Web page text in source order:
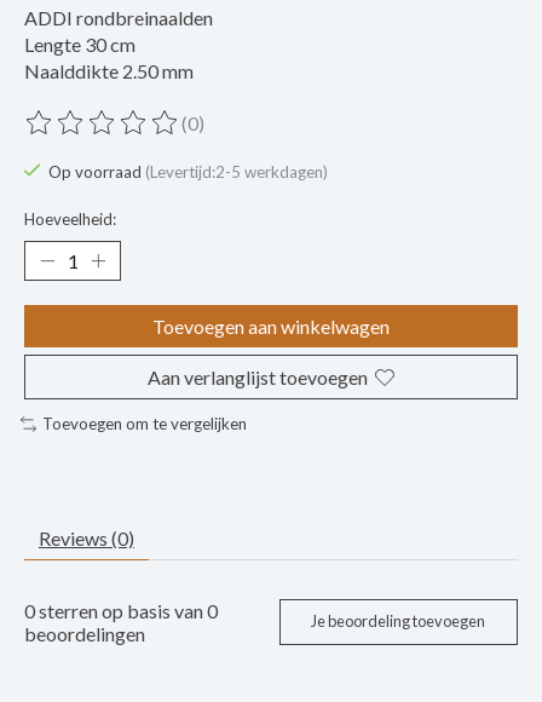
ADDI rondbreinaalden
Lengte 30 cm
Naalddikte 2.50 mm
De beoordeling van dit product is
(0)
Op voorraad (Levertijd:2-5 werkdagen)
Hoeveelheid:
Toevoegen aan winkelwagen
Aan verlanglijst toevoegen
Toevoegen om te vergelijken
Reviews (0)
0sterren op basis van0
beoordelingen
Je beoordeling toevoegen